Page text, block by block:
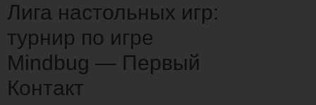
Лига настольных игр:
турнир по игре
Mindbug — Первый
Контакт